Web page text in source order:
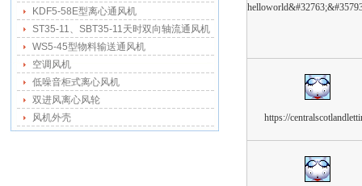
KDF5-58E型离心通风机
ST35-11、SBT35-11天时双向轴流通风机
WS5-45型物料输送通风机
空调风机
低噪音柜式离心风机
双进风离心风轮
风机外壳
https://